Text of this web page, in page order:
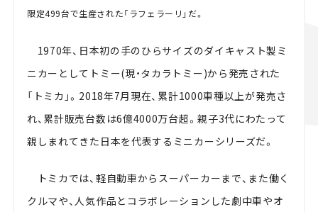
限定499台で生産された「ラフェラーリ」だ。
1970年、日本初の手のひらサイズのダイキャスト製ミ
ニカーとしてトミー(現・タカラトミー)から発売された
「トミカ」。2018年7月現在、累計1000車種以上が発売さ
れ、累計販売台数は6億4000万台超。親子3代にわたって
親しまれてきた日本を代表するミニカーシリーズだ。
トミカでは、軽自動車からスーパーカーまで、また働く
クルマや、人気作品とコラボレーションした劇中車やオ